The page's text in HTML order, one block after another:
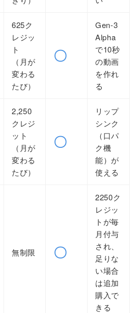
625ク
レジッ
ト
（月が
変わる
たび）
〇
Gen-3
Alpha
で10秒
の動画
を作れ
る
2,250
クレジ
ット
（月が
変わる
たび）
〇
リップ
シンク
（口パ
ク機
能）が
使える
無制限 〇
2250ク
レジッ
トが毎
月付与
され、
足りな
い場合
は追加
購入で
きる